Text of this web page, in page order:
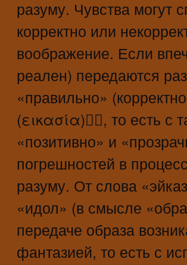
разуму. Чувства могут
корректно или
воображение. Если
реален) передаются
«правильно»
(εικασία), то есть с
«позитивно» и
погрешностей в
разуму. От слова
«идол» (в смысле
передаче образа
фантазией, то есть с